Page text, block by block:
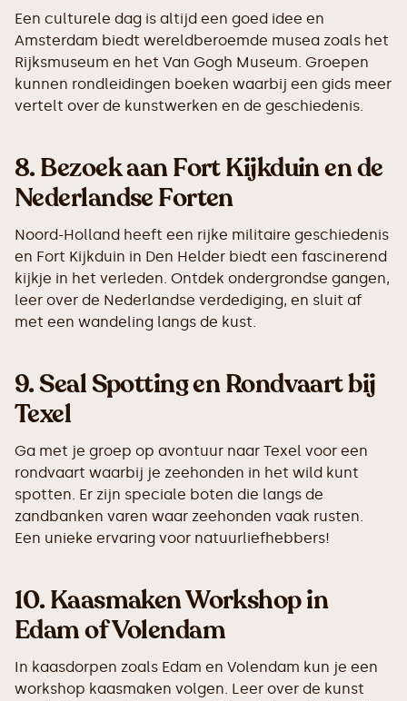
Een culturele dag is altijd een goed idee en
Amsterdam biedt wereldberoemde musea zoals het
Rijksmuseum en het Van Gogh Museum. Groepen
kunnen rondleidingen boeken waarbij een gids meer
vertelt over de kunstwerken en de geschiedenis.
8.Bezoek aan Fort Kijkduin en de
Nederlandse Forten
Noord-Holland heeft een rijke militaire geschiedenis
en Fort Kijkduin in Den Helder biedt een fascinerend
kijkje in het verleden. Ontdek ondergrondse gangen,
leer over de Nederlandse verdediging, en sluit af
met een wandeling langs de kust.
9.Seal Spotting en Rondvaart bij
Texel
Ga met je groep op avontuur naar Texel voor een
rondvaart waarbij je zeehonden in het wild kunt
spotten. Er zijn speciale boten die langs de
zandbanken varen waar zeehonden vaak rusten.
Een unieke ervaring voor natuurliefhebbers!
10.Kaasmaken Workshop in
Edam of Volendam
In kaasdorpen zoals Edam en Volendam kun je een
workshop kaasmaken volgen. Leer over de kunst